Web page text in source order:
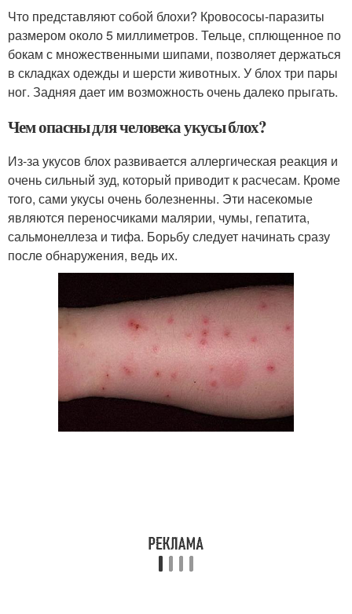
Что представляют собой блохи? Кровососы-паразиты
размером около 5 миллиметров. Тельце, сплющенное по
бокам с множественными шипами, позволяет держаться
в складках одежды и шерсти животных. У блох три пары
ног. Задняя дает им возможность очень далеко прыгать.
Чем опасны для человека укусы блох?
Из-за укусов блох развивается аллергическая реакция и
очень сильный зуд, который приводит к расчесам. Кроме
того, сами укусы очень болезненны. Эти насекомые
являются переносчиками малярии, чумы, гепатита,
сальмонеллеза и тифа. Борьбу следует начинать сразу
после обнаружения, ведь их.